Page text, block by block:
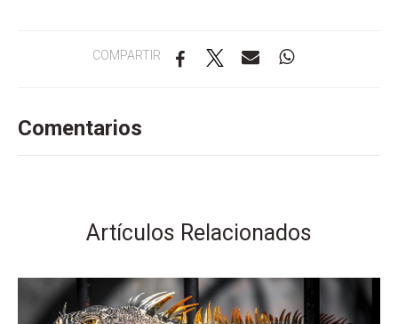
COMPARTIR
Comentarios
Artículos Relacionados